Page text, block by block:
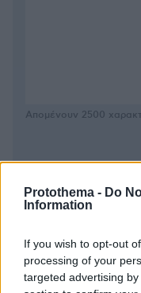
Protothema - Do
Information
If you wish to opt-out
processing of your
targeted advertising
Απομένουν 2500
* Υποχρεωτικά πεδία